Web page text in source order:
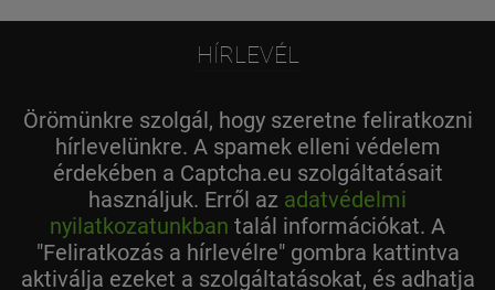
HÍRLEVÉL
Örömünkre szolgál, hogy szeretne feliratkozni
hírlevelünkre. A spamek elleni védelem
érdekében a Captcha.eu szolgáltatásait
használjuk. Erről az adatvédelmi
nyilatkozatunkban talál információkat. A
"Feliratkozás a hírlevélre" gombra kattintva
aktiválja ezeket a szolgáltatásokat, és adhatja